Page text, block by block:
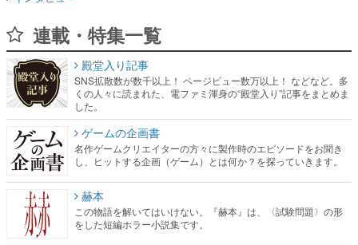
連載・特集一覧
殿堂入り記事
SNS拡散数が数千以上！ ページビュー数万以上！ などなど。多
くの人々に読まれた、電ファミ渾身の“殿堂入り”記事をまとめま
した。
ゲームの企画書
名作ゲームクリエイターの方々に製作時のエピソードをお聞き
し、ヒットする企画（ゲーム）とは何か？を探っていきます。
赫本
この物語を解いてはいけない。『赫本』は、〈試験問題〉の形
をした短編ホラー小説集です。